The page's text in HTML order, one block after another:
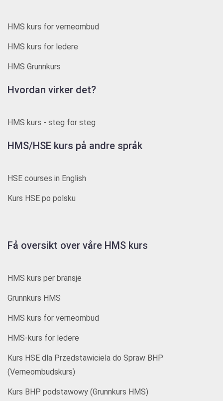
HMS kurs for verneombud
HMS kurs for ledere
HMS Grunnkurs
Hvordan virker det?
HMS kurs - steg for steg
HMS/HSE kurs på andre språk
HSE courses in English
Kurs HSE po polsku
Få oversikt over våre HMS kurs
HMS kurs per bransje
Grunnkurs HMS
HMS kurs for verneombud
HMS-kurs for ledere
Kurs HSE dla Przedstawiciela do Spraw BHP
(Verneombudskurs)
Kurs BHP podstawowy (Grunnkurs HMS)